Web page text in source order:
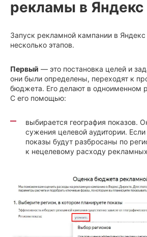
рекламы в
Запуск рекламной кампании в
несколько этапов.
Первый — это постановка целей и
они были определены, переходят к
бюджета. Его делают в одноименном
С его помощью:
выбирается география показов.
сужения целевой аудитории. Если
показы будут разбросаны по
к нецелевому расходу